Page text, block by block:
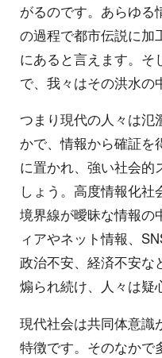
がるのです。あらゆる
の過程で都市伝説に加
にあると言えます。そ
で、我々はその洪水の
つまり現代の人々は氾
かで、情報から確証を
に置かれ、強い社会的
しょう。高度情報化
境界線が曖昧な情報の
ィアやネット情報、
政治不安、経済不安な
煽られ続け、人々は疑
現代社会は共同体意識
特徴です。そのなかで